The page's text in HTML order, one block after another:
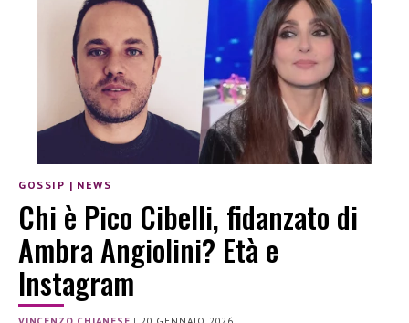
GOSSIP | NEWS
Chi è Pico Cibelli, fidanzato di
Ambra Angiolini? Età e
Instagram